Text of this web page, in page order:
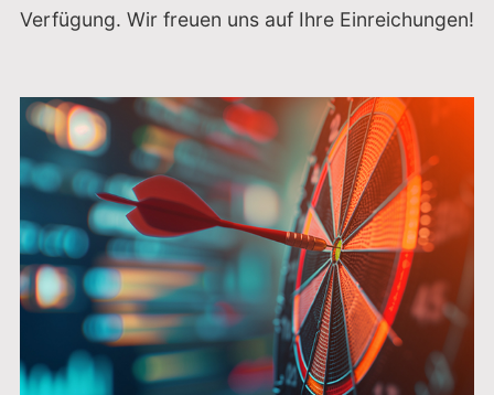
Verfügung. Wir freuen uns auf Ihre Einreichungen!